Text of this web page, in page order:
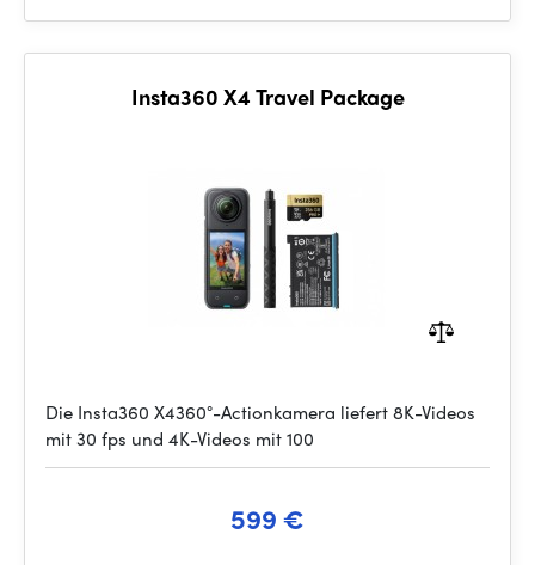
Insta360 X4 Travel Package
Die Insta360 X4360°-Actionkamera liefert 8K-Videos
mit 30 fps und 4K-Videos mit 100
599 €